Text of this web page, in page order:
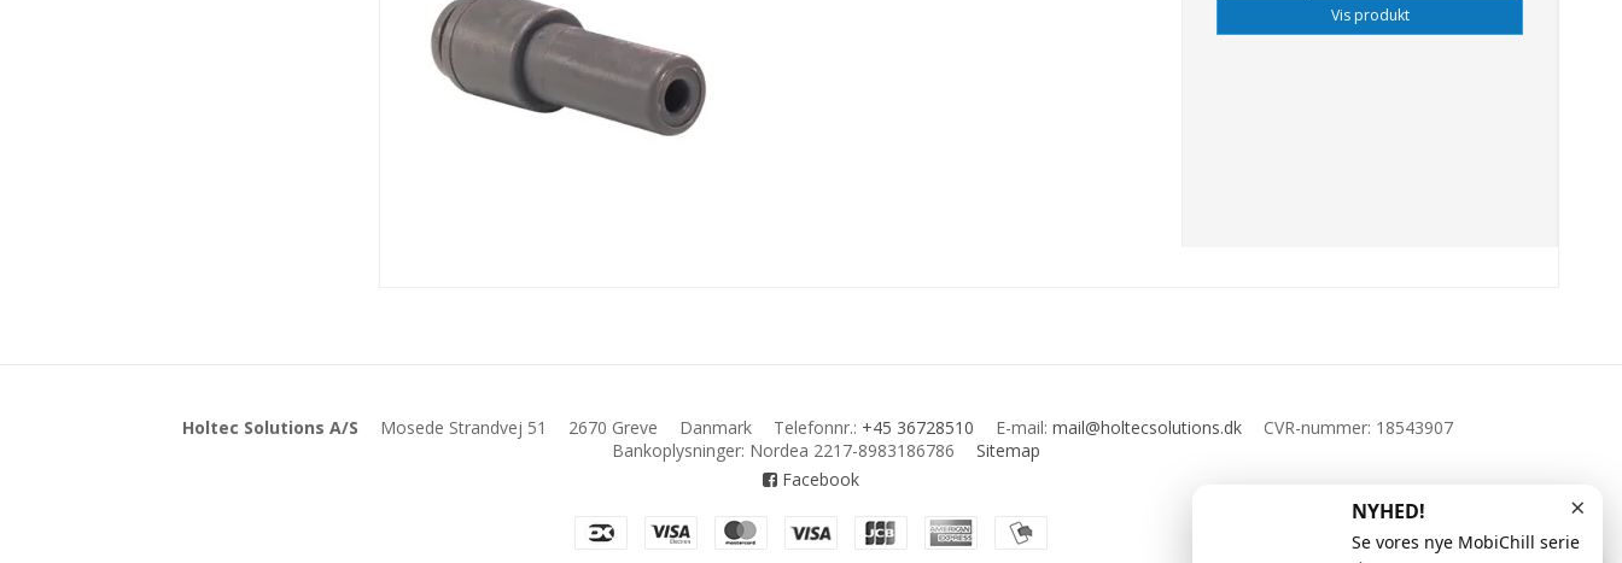
Vis produkt
Holtec Solutions A/S Mosede Strandvej 51 2670 Greve Danmark Telefonnr.: +45 36728510 E-mail: mail@holtecsolutions.dk CVR-nummer: 18543907
Bankoplysninger: Nordea 2217-8983186786
Sitemap
Facebook
×
NYHED!
Se vores nye MobiChill serie